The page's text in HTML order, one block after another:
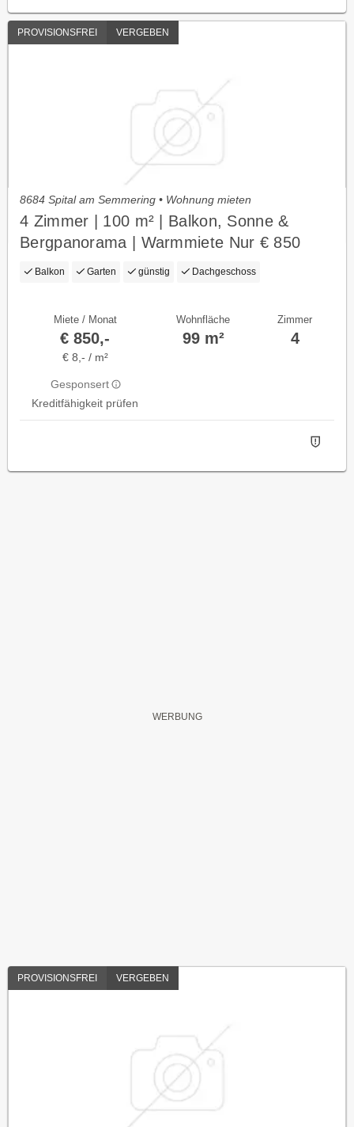
PROVISIONSFREI VERGEBEN
8684 Spital am Semmering • Wohnung mieten
4 Zimmer | 100 m² | Balkon, Sonne &
Bergpanorama | Warmmiete Nur € 850
Balkon Garten günstig Dachgeschoss
Miete / Monat
€ 850,-
€ 8,- / m²
Gesponsert
Kreditfähigkeit prüfen
Wohnfläche
99 m²
Zimmer
4
PROVISIONSFREI VERGEBEN